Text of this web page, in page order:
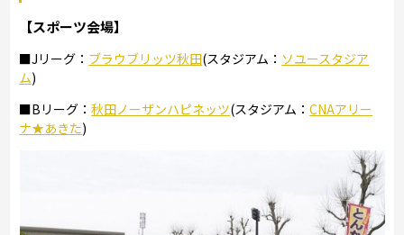
【スポーツ会場】
■Jリーグ： ブラウブリッツ秋田(スタジアム： ソユースタジア
ム)
■Bリーグ：秋田ノーザンハピネッツ(スタジアム：CNAアリー
ナ★あきた)